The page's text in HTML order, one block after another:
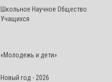
Школьное Научное Общество
Учащихся
«Молодежь и дети»
Новый год - 2026